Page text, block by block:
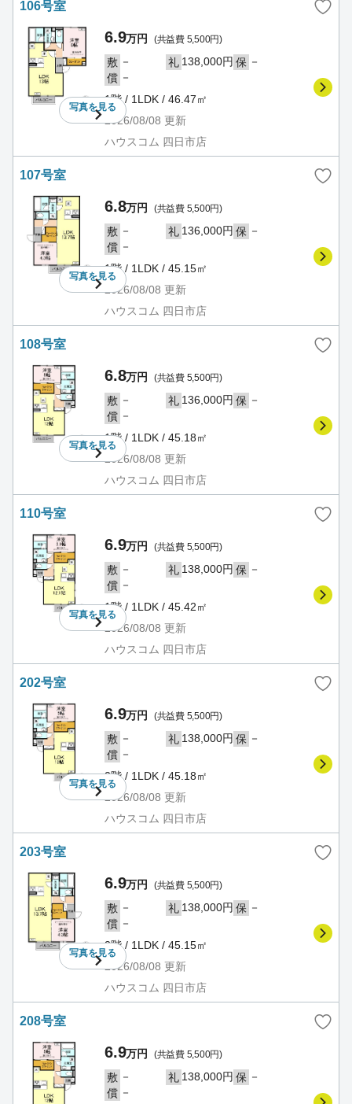
106号室
写真を見る
6.9万円 (共益費 5,500円)
敷 － 礼 138,000円 保 －
償 －
1階 / 1LDK / 46.47㎡
2026/08/08 更新
ハウスコム 四日市店
107号室
写真を見る
6.8万円 (共益費 5,500円)
敷 － 礼 136,000円 保 －
償 －
1階 / 1LDK / 45.15㎡
2026/08/08 更新
ハウスコム 四日市店
108号室
写真を見る
6.8万円 (共益費 5,500円)
敷 － 礼 136,000円 保 －
償 －
1階 / 1LDK / 45.18㎡
2026/08/08 更新
ハウスコム 四日市店
110号室
写真を見る
6.9万円 (共益費 5,500円)
敷 － 礼 138,000円 保 －
償 －
1階 / 1LDK / 45.42㎡
2026/08/08 更新
ハウスコム 四日市店
202号室
写真を見る
6.9万円 (共益費 5,500円)
敷 － 礼 138,000円 保 －
償 －
2階 / 1LDK / 45.18㎡
2026/08/08 更新
ハウスコム 四日市店
203号室
写真を見る
6.9万円 (共益費 5,500円)
敷 － 礼 138,000円 保 －
償 －
2階 / 1LDK / 45.15㎡
2026/08/08 更新
ハウスコム 四日市店
208号室
6.9万円 (共益費 5,500円)
敷 － 礼 138,000円 保 －
償 －